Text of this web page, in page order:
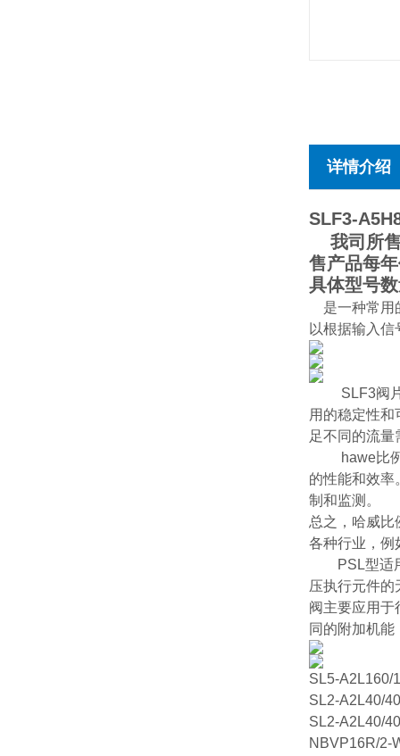
详情介绍
SLF3-
我司所售
售产品每
具体型号
是一种常用
以根据输入
SLF3阀
用的稳定性
足不同的流量
hawe比例
的性能和效率
制和监测。
总之，哈威比
各种行业，例
PSL型适用
压执行元件的
阀主要应用于
同的附加机
SL5-A2L160/
SL2-A2L40/
SL2-A2L40/
NBVP16R/2-